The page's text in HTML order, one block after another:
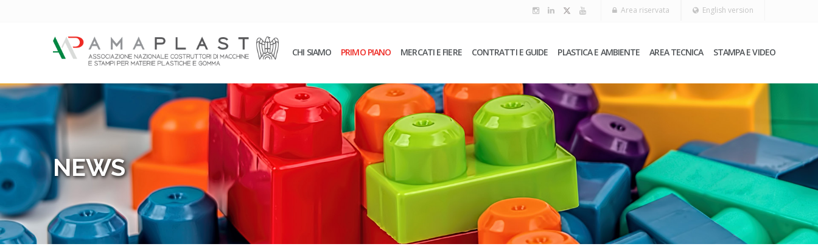
English version
Area riservata
CHI SIAMO PRIMO PIANO MERCATI E FIERE CONTRATTI E GUIDE PLASTICA E AMBIENTE AREA TECNICA STAMPA E VIDEO
NEWS